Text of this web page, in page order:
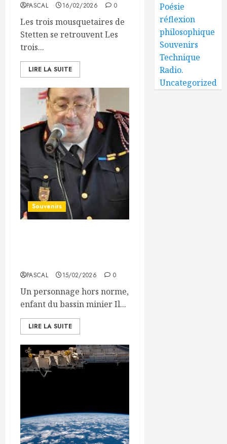
PASCAL 16/02/2026 0
Les trois mousquetaires de
Stetten se retrouvent Les
trois...
LIRE LA SUITE
Souvenirs
PASCAL 15/02/2026 0
Un personnage hors norme,
enfant du bassin minier Il...
LIRE LA SUITE
Poésie
réflexion
philosophique
Souvenirs
Technique
Radio.
Uncategorized